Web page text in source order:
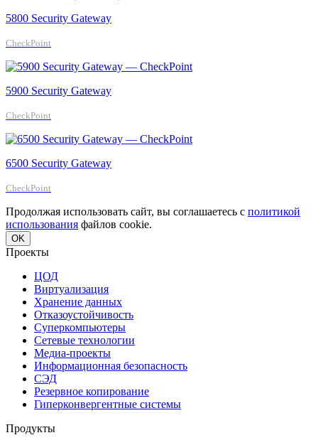
5800 Security Gateway
CheckPoint
5900 Security Gateway
CheckPoint
6500 Security Gateway
CheckPoint
Продолжая использовать сайт, вы соглашаетесь с политикой
использования файлов cookie.
OK
Проекты
ЦОД
Виртуализация
Хранение данных
Отказоустойчивость
Суперкомпьютеры
Сетевые технологии
Медиа-проекты
Информационная безопасность
СЭД
Резервное копирование
Гиперконвергентные системы
Продукты